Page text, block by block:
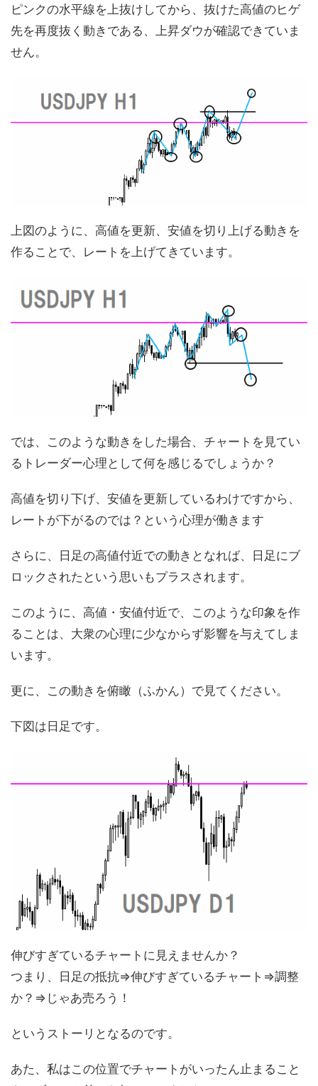
ピンクの水平線を上抜けしてから、抜けた高値のヒゲ
先を再度抜く動きである、上昇ダウが確認できていま
せん。
上図のように、高値を更新、安値を切り上げる動きを
作ることで、レートを上げてきています。
では、このような動きをした場合、チャートを見てい
るトレーダー心理として何を感じるでしょうか？
高値を切り下げ、安値を更新しているわけですから、
レートが下がるのでは？という心理が働きます
さらに、日足の高値付近での動きとなれば、日足にブ
ロックされたという思いもプラスされます。
このように、高値・安値付近で、このような印象を作
ることは、大衆の心理に少なからず影響を与えてしま
います。
更に、この動きを俯瞰（ふかん）で見てください。
下図は日足です。
伸びすぎているチャートに見えませんか？
つまり、日足の抵抗⇒伸びすぎているチャート⇒調整
か？⇒じゃあ売ろう！
というストーリとなるのです。
あた、私はこの位置でチャートがいったん止まること